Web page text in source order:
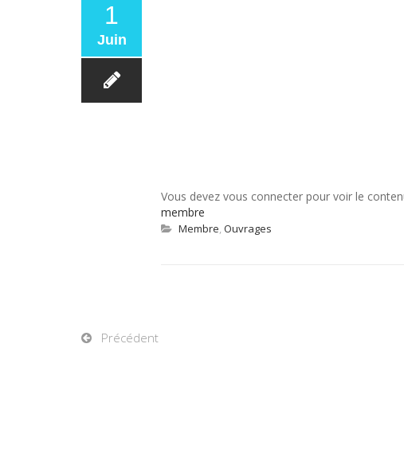
1
Juin
Vous devez vous connecter pour voir le
membre
Membre, Ouvrages
Précédent